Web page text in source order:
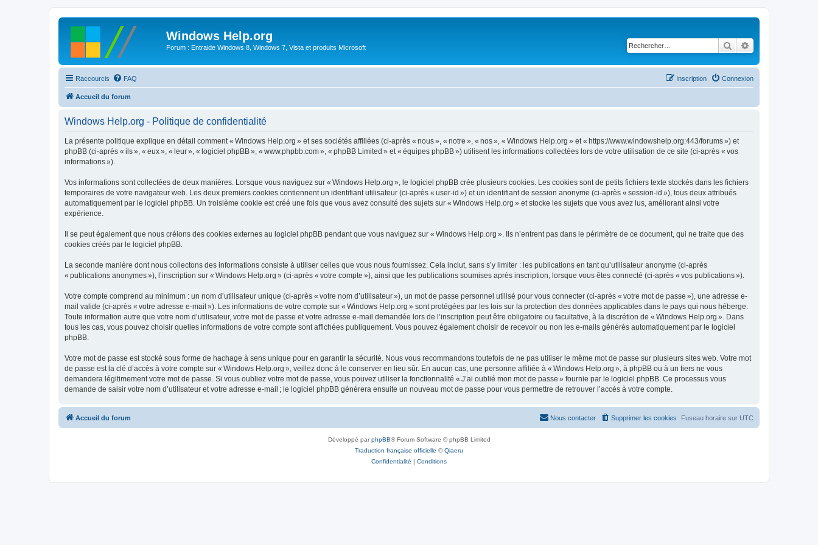
Windows Help.org
Forum : Entraide Windows 8, Windows 7, Vista et produits Microsoft Rechercher
Raccourcis FAQ Connexion
Inscription
Accueil du forum
Windows Help.org - Politique de confidentialité
La présente politique explique en détail comment « Windows Help.org » et ses sociétés affiliées (ci-après « nous », « notre », « nos », « Windows Help.org » et « https://www.windowshelp.org:443/forums ») et
phpBB (ci-après « ils », « eux », « leur », « logiciel phpBB », « www.phpbb.com », « phpBB Limited » et « équipes phpBB ») utilisent les informations collectées lors de votre utilisation de ce site (ci-après « vos
informations »).
Vos informations sont collectées de deux manières. Lorsque vous naviguez sur « Windows Help.org », le logiciel phpBB crée plusieurs cookies. Les cookies sont de petits fichiers texte stockés dans les fichiers
temporaires de votre navigateur web. Les deux premiers cookies contiennent un identifiant utilisateur (ci-après « user-id ») et un identifiant de session anonyme (ci-après « session-id »), tous deux attribués
automatiquement par le logiciel phpBB. Un troisième cookie est créé une fois que vous avez consulté des sujets sur « Windows Help.org » et stocke les sujets que vous avez lus, améliorant ainsi votre
expérience.
Il se peut également que nous créions des cookies externes au logiciel phpBB pendant que vous naviguez sur « Windows Help.org ». Ils n’entrent pas dans le périmètre de ce document, qui ne traite que des
cookies créés par le logiciel phpBB.
La seconde manière dont nous collectons des informations consiste à utiliser celles que vous nous fournissez. Cela inclut, sans s’y limiter : les publications en tant qu’utilisateur anonyme (ci-après
« publications anonymes »), l’inscription sur « Windows Help.org » (ci-après « votre compte »), ainsi que les publications soumises après inscription, lorsque vous êtes connecté (ci-après « vos publications »).
Votre compte comprend au minimum : un nom d’utilisateur unique (ci-après « votre nom d’utilisateur »), un mot de passe personnel utilisé pour vous connecter (ci-après « votre mot de passe »), une adresse e-
mail valide (ci-après « votre adresse e-mail »). Les informations de votre compte sur « Windows Help.org » sont protégées par les lois sur la protection des données applicables dans le pays qui nous héberge.
Toute information autre que votre nom d’utilisateur, votre mot de passe et votre adresse e-mail demandée lors de l’inscription peut être obligatoire ou facultative, à la discrétion de « Windows Help.org ». Dans
tous les cas, vous pouvez choisir quelles informations de votre compte sont affichées publiquement. Vous pouvez également choisir de recevoir ou non les e-mails générés automatiquement par le logiciel
phpBB.
Votre mot de passe est stocké sous forme de hachage à sens unique pour en garantir la sécurité. Nous vous recommandons toutefois de ne pas utiliser le même mot de passe sur plusieurs sites web. Votre mot
de passe est la clé d’accès à votre compte sur « Windows Help.org », veillez donc à le conserver en lieu sûr. En aucun cas, une personne affiliée à « Windows Help.org », à phpBB ou à un tiers ne vous
demandera légitimement votre mot de passe. Si vous oubliez votre mot de passe, vous pouvez utiliser la fonctionnalité « J’ai oublié mon mot de passe » fournie par le logiciel phpBB. Ce processus vous
demande de saisir votre nom d’utilisateur et votre adresse e-mail ; le logiciel phpBB générera ensuite un nouveau mot de passe pour vous permettre de retrouver l’accès à votre compte.
Accueil du forum Fuseau horaire sur UTC
Supprimer les cookies
Nous contacter
Développé parphpBB® Forum Software © phpBB Limited
Traduction française officielle ©Qiaeru
Confidentialité | Conditions